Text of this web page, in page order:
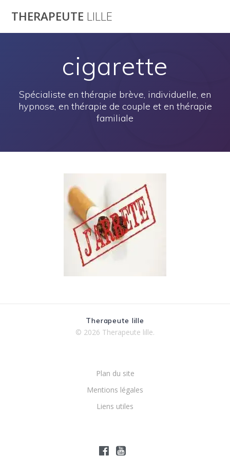
THERAPEUTE LILLE
cigarette
Spécialiste en thérapie brève, individuelle, en
hypnose, en thérapie de couple et en thérapie
familiale
Therapeute lille
© 2026 Therapeute lille.
Plan du site
Mentions légales
Liens utiles